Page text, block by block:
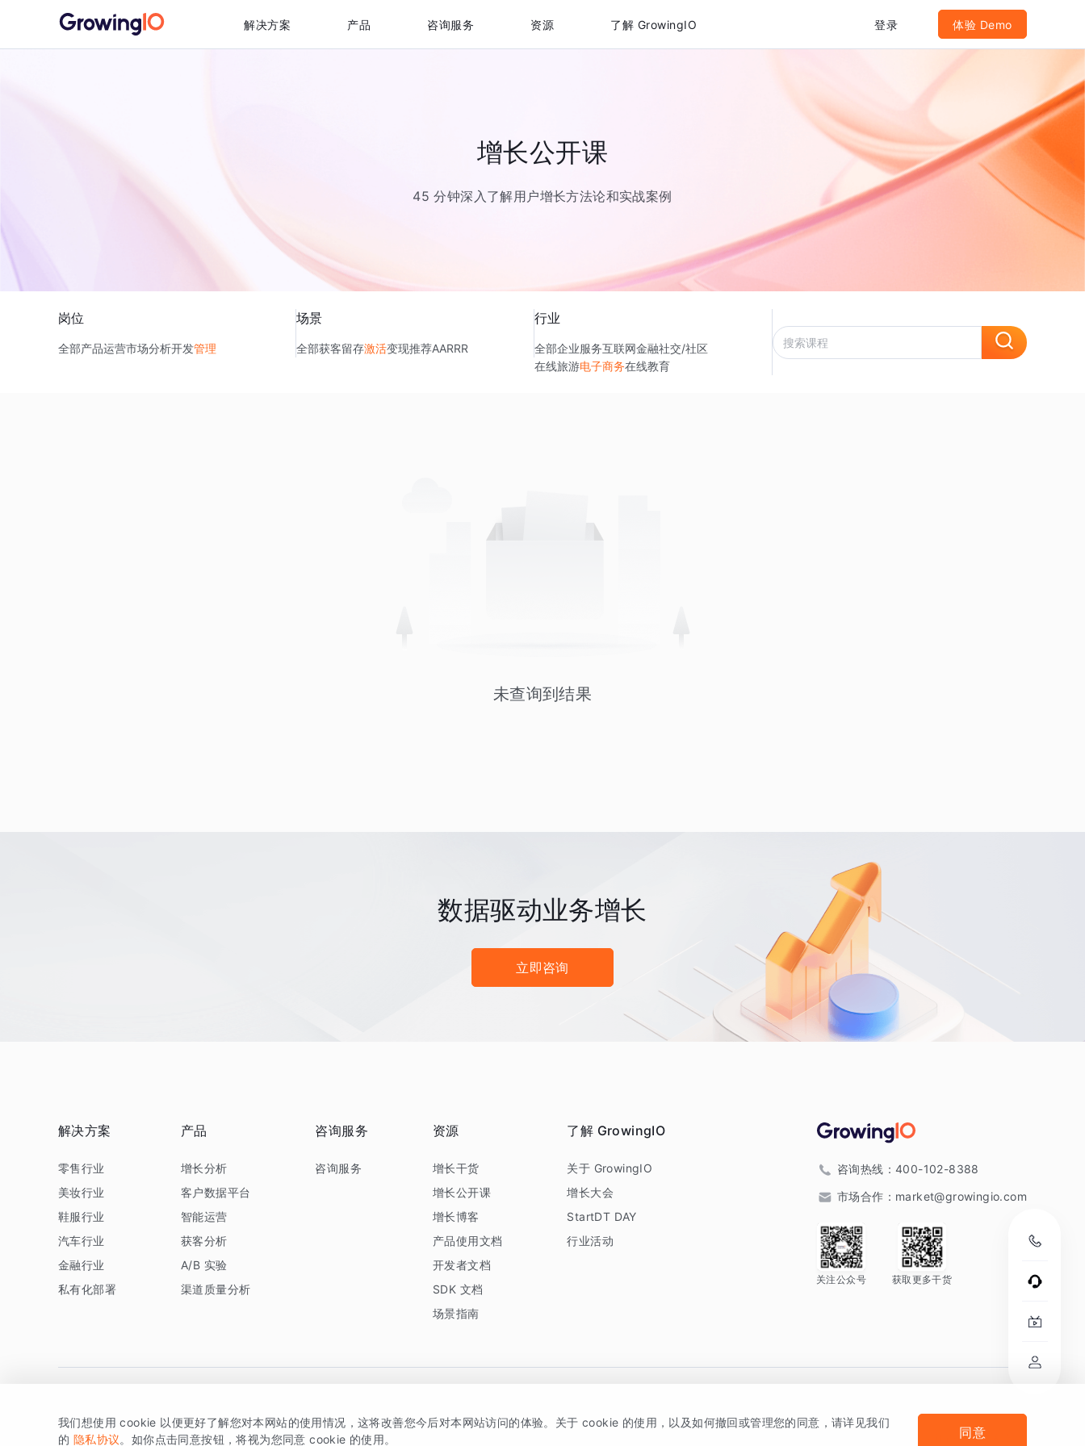
解决方案 产品 咨询服务 资源 了解 GrowingIO 登录 体验 Demo
增长公开课
45 分钟深入了解用户增长方法论和实战案例
岗位
全部产品运营市场分析开发管理
场景
全部获客留存激活变现推荐AARRR
行业
全部企业服务互联网金融社交/社区
在线旅游电子商务在线教育
未查询到结果
数据驱动业务增长
立即咨询
解决方案
零售行业
美妆行业
鞋服行业
汽车行业
金融行业
私有化部署
产品
增长分析
客户数据平台
智能运营
获客分析
A/B 实验
渠道质量分析
咨询服务
咨询服务
资源
增长干货
增长公开课
增长博客
产品使用文档
开发者文档
SDK 文档
场景指南
了解 GrowingIO
关于 GrowingIO
增长大会
StartDT DAY
行业活动
咨询热线： 400-102-8388
市场合作： market@growingio.com
关注公众号 获取更多干货
版权所有 © 北京易数科技有限公司SDK相关说明 京ICP备15038330号 法律声明及隐私条款
我们想使用 cookie 以便更好了解您对本网站的使用情况，这将改善您今后对本网站访问的体验。关于 cookie 的使用，以及如何撤回或管理您的同意，请详见我们
的 隐私协议。如你点击同意按钮，将视为您同意 cookie 的使用。 同意